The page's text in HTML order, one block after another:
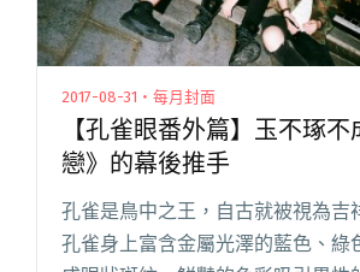
2017-08-31・每月封面
【孔雀眼番外篇】玉不琢不
戀》的幕後推手
孔雀是鳥中之王，自古就被視為吉
孔雀身上富含金屬光澤的藍色、綠